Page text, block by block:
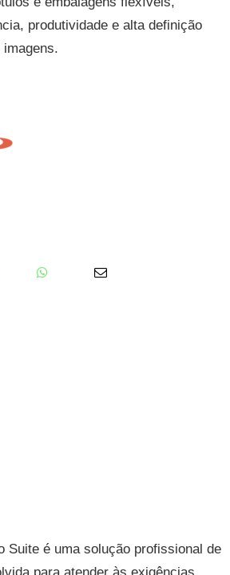
produtividade e alta definição
imagens.
Suite é uma solução profissional de